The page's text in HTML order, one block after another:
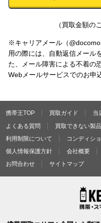
（買取金額の
※キャリアメール（
用の際には、自動返信メール
た、メール障害による不着の
Webメールサービスでのお申
携帯王TOP 買取ガイド 当
よくある質問
買取できない製品
利用制限について
コンディシ
個人情報保護方針
会社概要
お問合わせ
サイトマップ